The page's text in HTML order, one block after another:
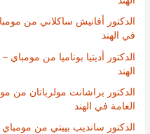
الدكتور أفانيش ساكلاني من
في الهند
الدكتور أديتيا بوناميا من
الهند
الدكتور براشانت مولرباتان من
العامة في الهند
الدكتور سانديب بيبتي من